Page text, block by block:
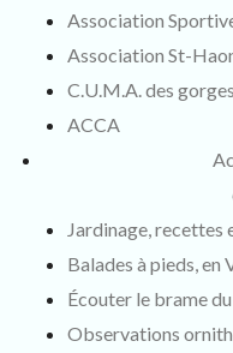
Association
Association St-
C.U.M.A. des
ACCA
Jardinage, recettes
Balades à pieds, en
Écouter le brame
Observations